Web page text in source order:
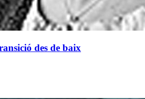
des de baix